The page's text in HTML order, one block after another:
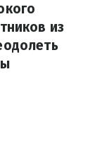
из